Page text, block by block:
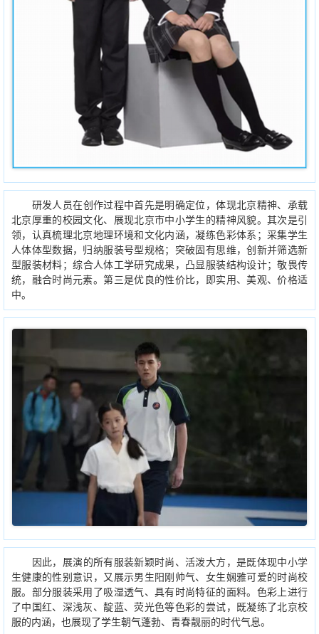
研发人员在创作过程中首先是明确定位，体现北京精神、承载
北京厚重的校园文化、展现北京市中小学生的精神风貌。其次是引
领，认真梳理北京地理环境和文化内涵，凝练色彩体系；采集学生
人体体型数据，归纳服装号型规格；突破固有思维，创新并筛选新
型服装材料；综合人体工学研究成果，凸显服装结构设计；敬畏传
统，融合时尚元素。第三是优良的性价比，即实用、美观、价格适
中。
因此，展演的所有服装新颖时尚、活泼大方，是既体现中小学
生健康的性别意识，又展示男生阳刚帅气、女生娴雅可爱的时尚校
服。部分服装采用了吸湿透气、具有时尚特征的面料。色彩上进行
了中国红、深浅灰、靛蓝、荧光色等色彩的尝试，既凝练了北京校
服的内涵，也展现了学生朝气蓬勃、青春靓丽的时代气息。